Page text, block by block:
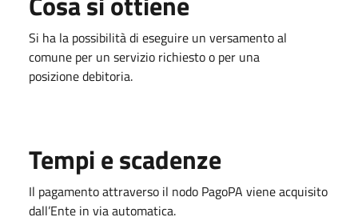
Si ha la possibilità di eseguire un versamento al
comune per un servizio richiesto o per una
posizione debitoria.
Tempi e scadenze
Il pagamento attraverso il nodo PagoPA viene acquisito
dall’Ente in via automatica.